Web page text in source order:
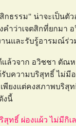
กธรรม" น่าจะเป็น
ำว่าเจตสิกที่ยกมา
นและรับรู้อารมณ์ร่
ล้วจาก อวิชชา ตัณ
บความบริสุทธิ์ ไม่มีอ
พียงแต่คงสภาพบริสุ
งนี้
สุทธิ์ ผ่องแผ้ว ไม่มี